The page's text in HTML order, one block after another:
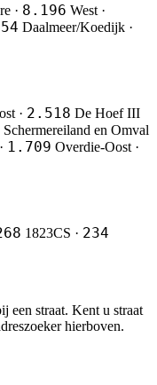
· 8.196 West ·
Daalmeer/Koedijk ·
· 2.518 De Hoef III
Schermereiland en Omval
1.709 Overdie-Oost ·
1823CS · 234
een straat. Kent u straat
hierboven.